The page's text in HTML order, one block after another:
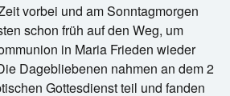
vorbei und am Sonntagmorgen
schon früh auf den Weg, um
in Maria Frieden wieder
Dagebliebenen nahmen an dem 2
Gottesdienst teil und fanden